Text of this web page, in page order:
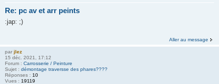
Re: pc av et arr peints
:jap: ;)
Aller au message
par jlez
15 déc. 2021, 17:12
Forum : Carrosserie / Peinture
Sujet : démontage traversse des phares????
Réponses : 10
Vues : 19119